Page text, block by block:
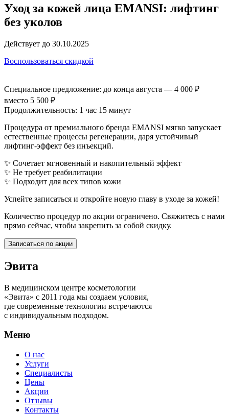
Skip
to
content
Уход за кожей лица EMANSI: лифтинг
без уколов
Действует до 30.10.2025
Воспользоваться скидкой
Специальное предложение: до конца августа — 4 000 ₽
вместо 5 500 ₽
Продолжительность: 1 час 15 минут
Процедура от премиального бренда EMANSI мягко запускает
естественные процессы регенерации, даря устойчивый
лифтинг-эффект без инъекций.
✨ Сочетает мгновенный и накопительный эффект
✨ Не требует реабилитации
✨ Подходит для всех типов кожи
Успейте записаться и откройте новую главу в уходе за кожей!
Количество процедур по акции ограничено. Свяжитесь с нами
прямо сейчас, чтобы закрепить за собой скидку.
Записаться по акции
Эвита
В медицинском центре косметологии
«Эвита» с 2011 года мы создаем условия,
где современные технологии встречаются
с индивидуальным подходом.
Меню
О нас
Услуги
Специалисты
Цены
Акции
Отзывы
Контакты